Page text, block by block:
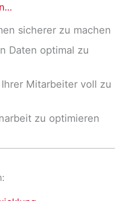
sicherer zu machen
Daten optimal zu
Mitarbeiter voll zu
zu optimieren